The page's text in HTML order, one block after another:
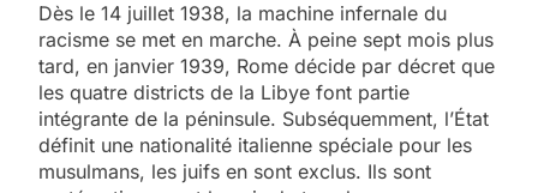
Dès le 14 juillet 1938, la machine infernale du
racisme se met en marche. À peine sept mois plus
tard, en janvier 1939, Rome décide par décret que
les quatre districts de la Libye font partie
intégrante de la péninsule. Subséquemment, l’État
définit une nationalité italienne spéciale pour les
musulmans, les juifs en sont exclus. Ils sont